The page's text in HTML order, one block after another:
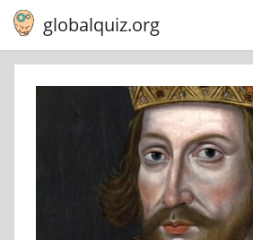
globalquiz.org